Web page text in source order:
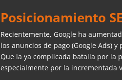
Posicionamiento
Recientemente, Google ha
los anuncios de pago (Google Ads)
Que la ya complicada batalla por la
especialmente por la